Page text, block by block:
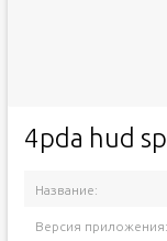
4pda hud
Название:
Версия приложения: